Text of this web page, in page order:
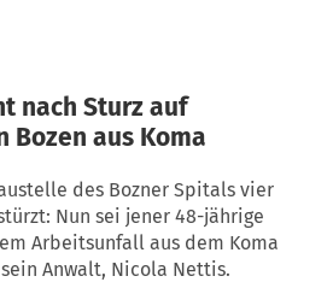
nach Sturz auf
Bozen aus Koma
des Bozner Spitals vier
Nun sei jener 48-jährige
Arbeitsunfall aus dem Koma
Anwalt, Nicola Nettis.